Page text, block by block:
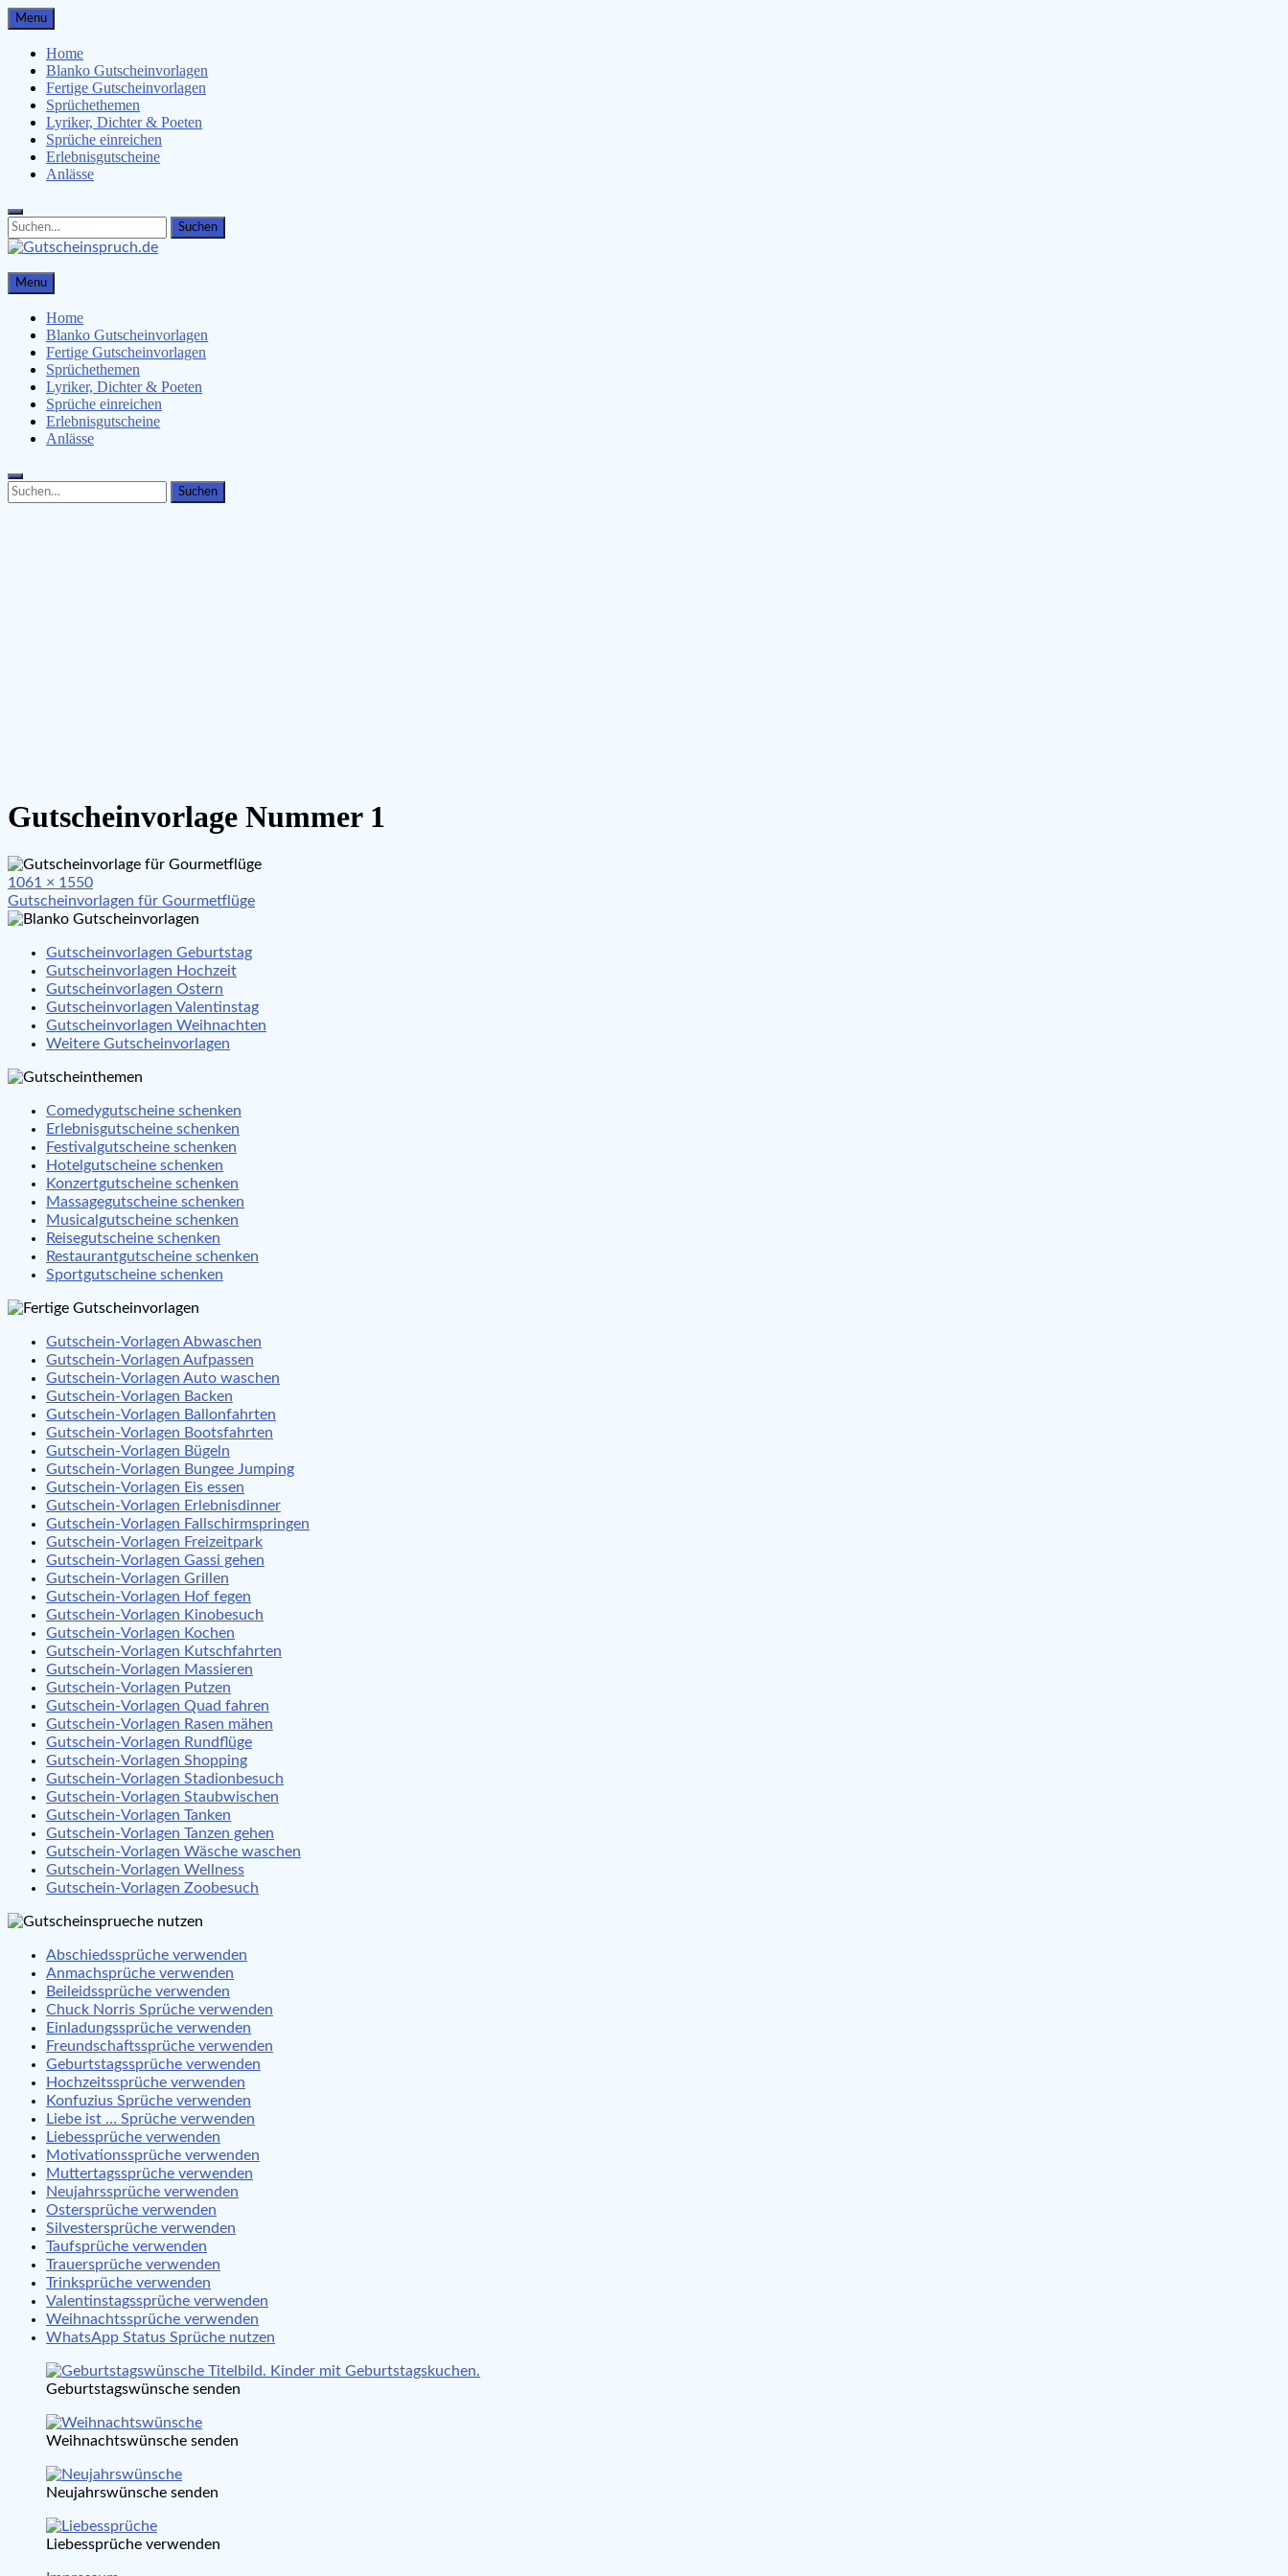
Skip
to
content
Menu
Home
Blanko Gutscheinvorlagen
Fertige Gutscheinvorlagen
Sprüchethemen
Lyriker, Dichter & Poeten
Sprüche einreichen
Erlebnisgutscheine
Anlässe
Search
for:
Search
Gutscheinspruch.de
Gutscheinsprüche & Gutscheinvorlagen finden
Menu
Home
Blanko Gutscheinvorlagen
Fertige Gutscheinvorlagen
Sprüchethemen
Lyriker, Dichter & Poeten
Sprüche einreichen
Erlebnisgutscheine
Anlässe
Search
for:
Search
Gutscheinvorlage Nummer 1
Full
size
1061 × 1550
Beitragsnavigation
Gutscheinvorlagen für Gourmetflüge
Gutscheinvorlagen Geburtstag
Gutscheinvorlagen Hochzeit
Gutscheinvorlagen Ostern
Gutscheinvorlagen Valentinstag
Gutscheinvorlagen Weihnachten
Weitere Gutscheinvorlagen
Comedygutscheine schenken
Erlebnisgutscheine schenken
Festivalgutscheine schenken
Hotelgutscheine schenken
Konzertgutscheine schenken
Massagegutscheine schenken
Musicalgutscheine schenken
Reisegutscheine schenken
Restaurantgutscheine schenken
Sportgutscheine schenken
Gutschein-Vorlagen Abwaschen
Gutschein-Vorlagen Aufpassen
Gutschein-Vorlagen Auto waschen
Gutschein-Vorlagen Backen
Gutschein-Vorlagen Ballonfahrten
Gutschein-Vorlagen Bootsfahrten
Gutschein-Vorlagen Bügeln
Gutschein-Vorlagen Bungee Jumping
Gutschein-Vorlagen Eis essen
Gutschein-Vorlagen Erlebnisdinner
Gutschein-Vorlagen Fallschirmspringen
Gutschein-Vorlagen Freizeitpark
Gutschein-Vorlagen Gassi gehen
Gutschein-Vorlagen Grillen
Gutschein-Vorlagen Hof fegen
Gutschein-Vorlagen Kinobesuch
Gutschein-Vorlagen Kochen
Gutschein-Vorlagen Kutschfahrten
Gutschein-Vorlagen Massieren
Gutschein-Vorlagen Putzen
Gutschein-Vorlagen Quad fahren
Gutschein-Vorlagen Rasen mähen
Gutschein-Vorlagen Rundflüge
Gutschein-Vorlagen Shopping
Gutschein-Vorlagen Stadionbesuch
Gutschein-Vorlagen Staubwischen
Gutschein-Vorlagen Tanken
Gutschein-Vorlagen Tanzen gehen
Gutschein-Vorlagen Wäsche waschen
Gutschein-Vorlagen Wellness
Gutschein-Vorlagen Zoobesuch
Abschiedssprüche verwenden
Anmachsprüche verwenden
Beileidssprüche verwenden
Chuck Norris Sprüche verwenden
Einladungssprüche verwenden
Freundschaftssprüche verwenden
Geburtstagssprüche verwenden
Hochzeitssprüche verwenden
Konfuzius Sprüche verwenden
Liebe ist … Sprüche verwenden
Liebessprüche verwenden
Motivationssprüche verwenden
Muttertagssprüche verwenden
Neujahrssprüche verwenden
Ostersprüche verwenden
Silvestersprüche verwenden
Taufsprüche verwenden
Trauersprüche verwenden
Trinksprüche verwenden
Valentinstagssprüche verwenden
Weihnachtssprüche verwenden
WhatsApp Status Sprüche nutzen
Geburtstagswünsche senden
Weihnachtswünsche senden
Neujahrswünsche senden
Liebessprüche verwenden